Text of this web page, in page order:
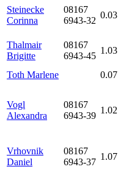
Steinecke
Corinna
08167
6943-32
0.03
Thalmair
Brigitte
08167
6943-45
1.03
Toth Marlene
0.07
Vogl
Alexandra
08167
6943-39
1.02
Vrhovnik
Daniel
08167
6943-37
1.07